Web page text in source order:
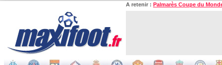
A retenir : Palmarès Coupe du